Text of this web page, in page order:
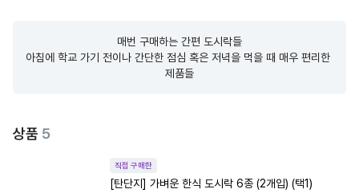
매번 구매하는 간편 도시락들
아침에 학교 가기 전이나 간단한 점심 혹은 저녁을 먹을 때 매우 편리한
제품들
상품 5
직접 구매한
[탄단지] 가벼운 한식 도시락 6종 (2개입) (택1)